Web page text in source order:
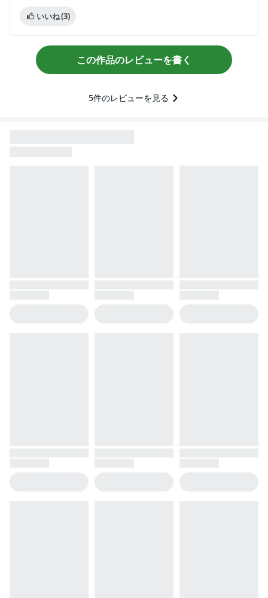
いいね(3)
この作品のレビューを書く
5件のレビューを見る